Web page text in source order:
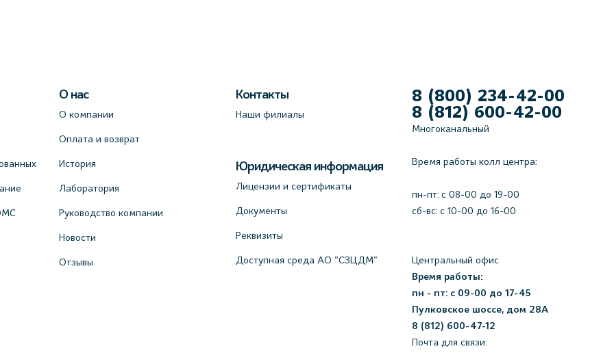
О нас
О компании
Оплата и возврат
История
Лаборатория
Руководство компании
Новости
Отзывы
Контакты
Наши филиалы
Юридическая информация
Лицензии и сертификаты
Документы
Реквизиты
Доступная среда АО "СЗЦДМ"
8 (800) 234-42-00
8 (812) 600-42-00
Многоканальный
Время работы колл центра:
пн-пт: c 08-00 до 19-00
сб-вс: с 10-00 до 16-00
Центральный офис
Время работы:
пн - пт: с 09-00 до 17-45
Пулковское шоссе, дом 28А
8 (812) 600-47-12
Почта для связи: